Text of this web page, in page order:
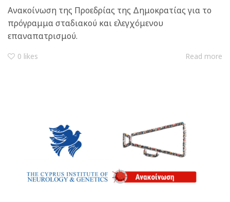
Ανακοίνωση της Προεδρίας της Δημοκρατίας για το
πρόγραμμα σταδιακού και ελεγχόμενου
επαναπατρισμού.
0 likes Read more